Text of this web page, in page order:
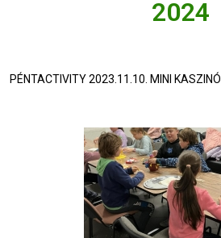
2024
PÉNTACTIVITY 2023.11.10. MINI KASZINÓ